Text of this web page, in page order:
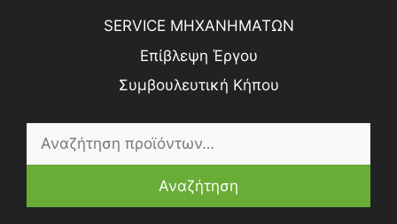
SERVICE ΜΗΧΑΝΗΜΑΤΩΝ
Επίβλεψη Έργου
Συμβουλευτική Κήπου
Αναζήτηση